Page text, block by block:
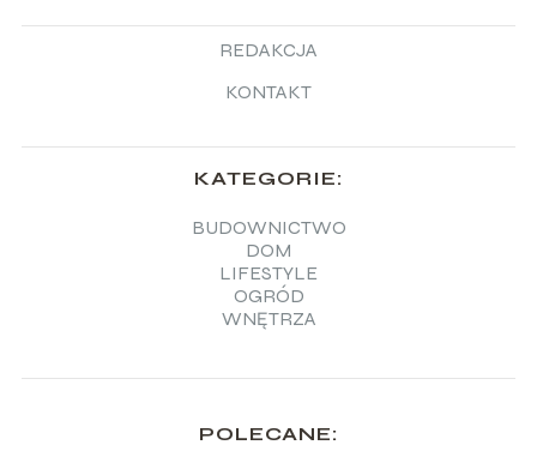
REDAKCJA
KONTAKT
KATEGORIE:
BUDOWNICTWO
DOM
LIFESTYLE
OGRÓD
WNĘTRZA
POLECANE: